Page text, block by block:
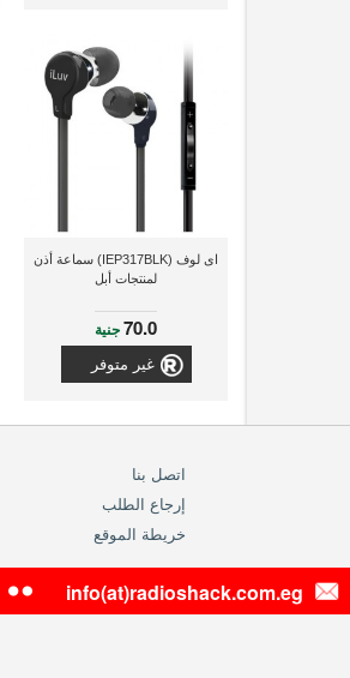
اى لوف (IEP317BLK) سماعة أذن
لمنتجات أبل
70.0جنية
غير متوفر
اتصل بنا
إرجاع الطلب
خريطة الموقع
info(at)radioshack.com.eg